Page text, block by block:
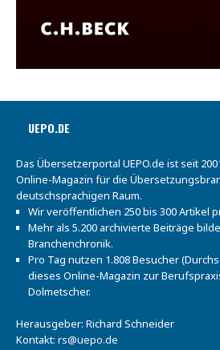
UEPO.DE
Das Übersetzerportal UEPO.de ist seit
Online-Magazin für die
deutschsprachigen Raum.
Wir veröffentlichen 250 bis 300 Artikel
Mehr als 5.200 archivierte Beiträge
Branchenchronik.
Pro Tag nutzen 1.808 Besucher
dieses Online-Magazin zur
Dolmetscher.
Herausgeber: Richard Schneider
Kontakt: rs@uepo.de